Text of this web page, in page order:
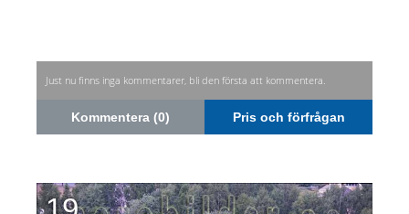
Just nu finns inga kommentarer, bli den första att kommentera.
Kommentera (0) Pris och förfrågan